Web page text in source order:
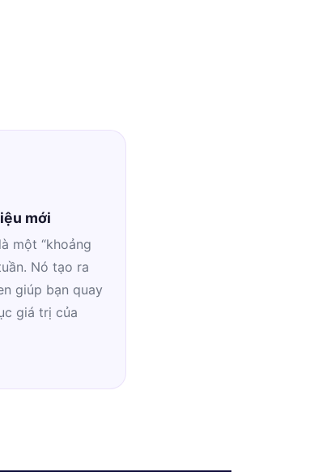
mới
một “khoảng
Nó tạo ra
giúp bạn quay
giá trị của